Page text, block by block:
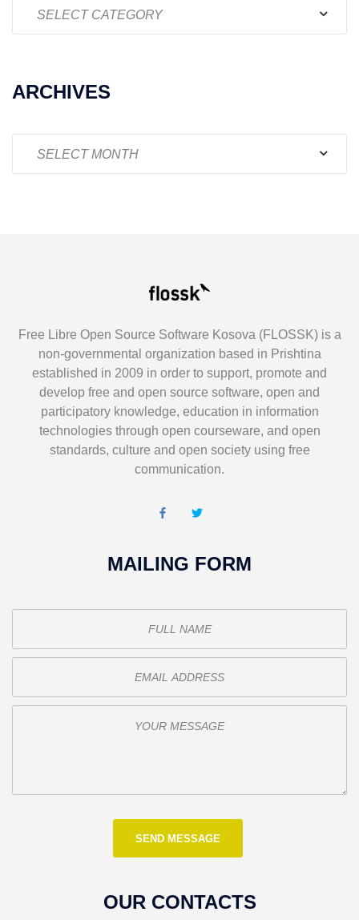
ARCHIVES
Free Libre Open Source Software Kosova (FLOSSK) is a
non-governmental organization based in Prishtina
established in 2009 in order to support, promote and
develop free and open source software, open and
participatory knowledge, education in information
technologies through open courseware, and open
standards, culture and open society using free
communication.
MAILING FORM
OUR CONTACTS